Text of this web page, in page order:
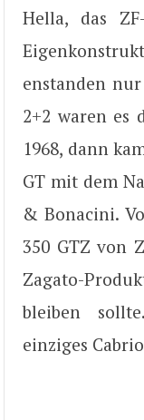
Hella, das
enstanden
2+2 waren es
1968, dann
GT mit dem
& Bonacini.
350 GTZ von
Zagato-
bleiben
einziges